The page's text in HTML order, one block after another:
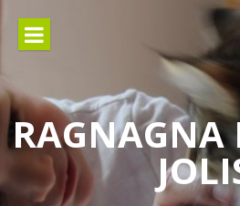
contenu
RAGNAGNA